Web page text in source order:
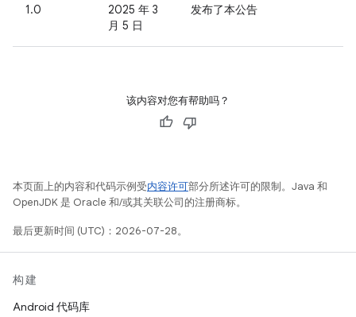
1.0
2025 年 3
月 5 日
发布了本公告
该内容对您有帮助吗？
本页面上的内容和代码示例受内容许可部分所述许可的限制。Java 和
OpenJDK 是 Oracle 和/或其关联公司的注册商标。
最后更新时间 (UTC)：2026-07-28。
构建
Android 代码库